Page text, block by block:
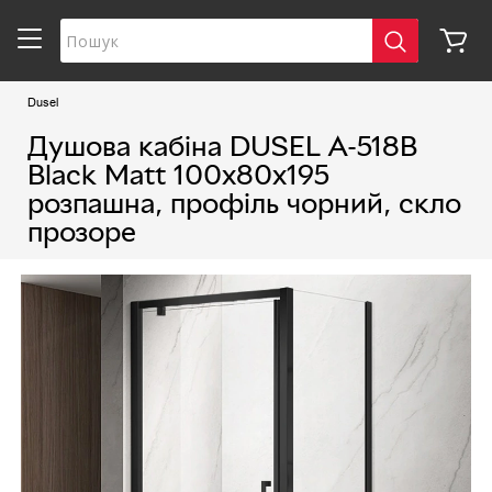
Dusel
Душова кабіна DUSEL A-518B
Black Matt 100х80х195
розпашна, профіль чорний, скло
прозоре